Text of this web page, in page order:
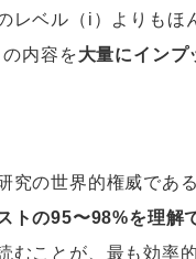
レベル（i）よりもほ
内容を大量にインプ
究の世界的権威であ
トの95〜98%を理解
むことが、最も効率